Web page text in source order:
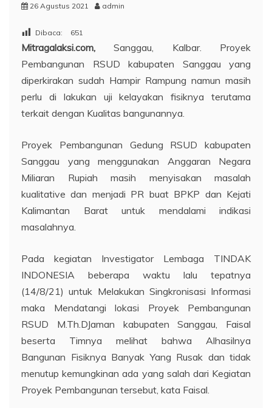
26 Agustus 2021 admin
Dibaca: 651
Mitragalaksi.com, Sanggau, Kalbar. Proyek
Pembangunan RSUD kabupaten Sanggau yang
diperkirakan sudah Hampir Rampung namun masih
perlu di lakukan uji kelayakan fisiknya terutama
terkait dengan Kualitas bangunannya.
Proyek Pembangunan Gedung RSUD kabupaten
Sanggau yang menggunakan Anggaran Negara
Miliaran Rupiah masih menyisakan masalah
kualitative dan menjadi PR buat BPKP dan Kejati
Kalimantan Barat untuk mendalami indikasi
masalahnya.
Pada kegiatan Investigator Lembaga TINDAK
INDONESIA beberapa waktu lalu tepatnya
(14/8/21) untuk Melakukan Singkronisasi Informasi
maka Mendatangi lokasi Proyek Pembangunan
RSUD M.Th.DJaman kabupaten Sanggau, Faisal
beserta Timnya melihat bahwa Alhasilnya
Bangunan Fisiknya Banyak Yang Rusak dan tidak
menutup kemungkinan ada yang salah dari Kegiatan
Proyek Pembangunan tersebut, kata Faisal.